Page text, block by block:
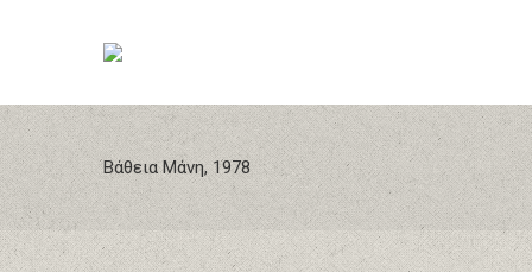
Βάθεια Μάνη, 1978